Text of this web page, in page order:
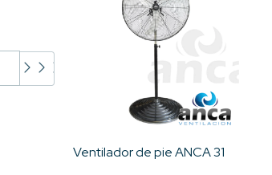
Ventilador de pie ANCA 31